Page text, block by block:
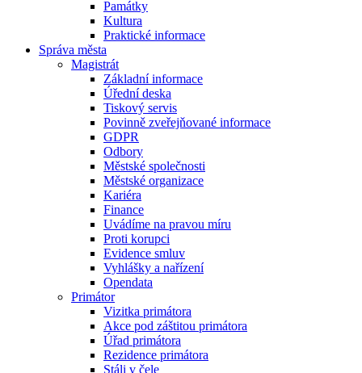
Památky
Kultura
Praktické informace
Správa města
Magistrát
Základní informace
Úřední deska
Tiskový servis
Povinně zveřejňované informace
GDPR
Odbory
Městské společnosti
Městské organizace
Kariéra
Finance
Uvádíme na pravou míru
Proti korupci
Evidence smluv
Vyhlášky a nařízení
Opendata
Primátor
Vizitka primátora
Akce pod záštitou primátora
Úřad primátora
Rezidence primátora
Stáli v čele